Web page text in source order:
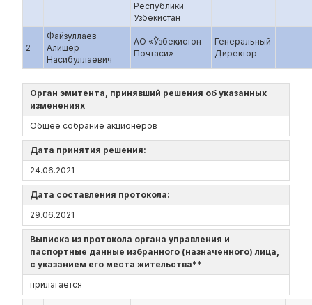
Республики
Узбекистан
2
Файзуллаев
Алишер
Насибуллаевич
АО «Ўзбекистон
Почтаси»
Генеральный
Директор
Орган эмитента, принявший решения об указанных
изменениях
Общее собрание акционеров
Дата принятия решения:
24.06.2021
Дата составления протокола:
29.06.2021
Выписка из протокола органа управления и
паспортные данные избранного (назначенного) лица,
с указанием его места жительства**
прилагается